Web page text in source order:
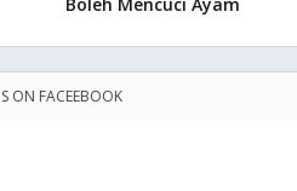
ON FACEEBOOK